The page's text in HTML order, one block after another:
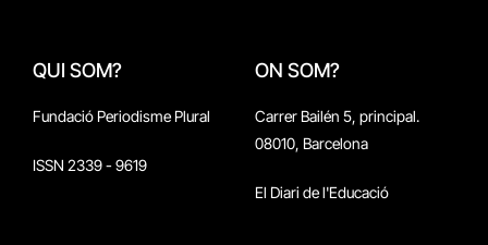
QUI SOM?
Fundació Periodisme Plural
ISSN 2339 - 9619
ON SOM?
Carrer Bailén 5, principal.
08010, Barcelona
El Diari de l'Educació